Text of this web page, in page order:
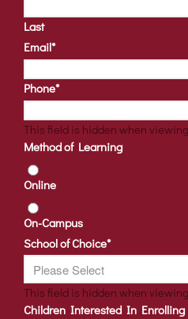
Last
Email*
Phone*
This field is hidden when
Method of Learning
Online
On-Campus
School of Choice*
This field is hidden when
Children Interested In Enrolling